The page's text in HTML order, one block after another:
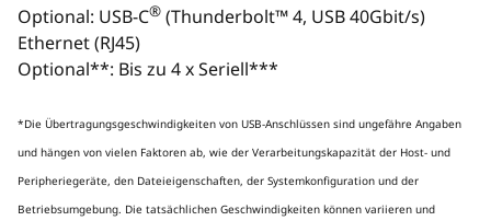
Monitor, Tastatur und Maus sind optional und separat
SPEZIELL FÜR ELITE-
CONTENTERSTELLUNG
ENTWICKELT
Entdecken Sie neue Dimensionen
Optional: USB-C® (Thunderbolt™ 4, USB 40Gbit/s)
Ethernet (RJ45)
Optional**: Bis zu 4 x Seriell***
*Die Übertragungsgeschwindigkeiten von USB-Anschlüssen sind ungefähre Angaben
und hängen von vielen Faktoren ab, wie der Verarbeitungskapazität der Host- und
Peripheriegeräte, den Dateieigenschaften, der Systemkonfiguration und der
Betriebsumgebung. Die tatsächlichen Geschwindigkeiten können variieren und